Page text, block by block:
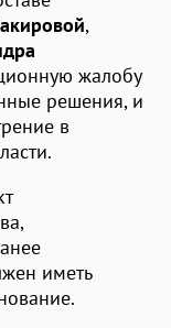
,
жалобу
решения, и
в
иметь